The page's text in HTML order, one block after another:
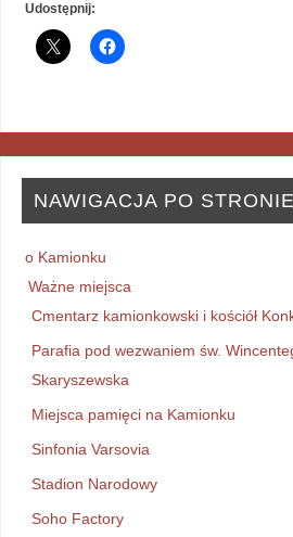
Udostępnij:
NAWIGACJA PO STRONIE
o Kamionku
Ważne miejsca
Cmentarz kamionkowski i kościół
Parafia pod wezwaniem św.
Skaryszewska
Miejsca pamięci na Kamionku
Sinfonia Varsovia
Stadion Narodowy
Soho Factory